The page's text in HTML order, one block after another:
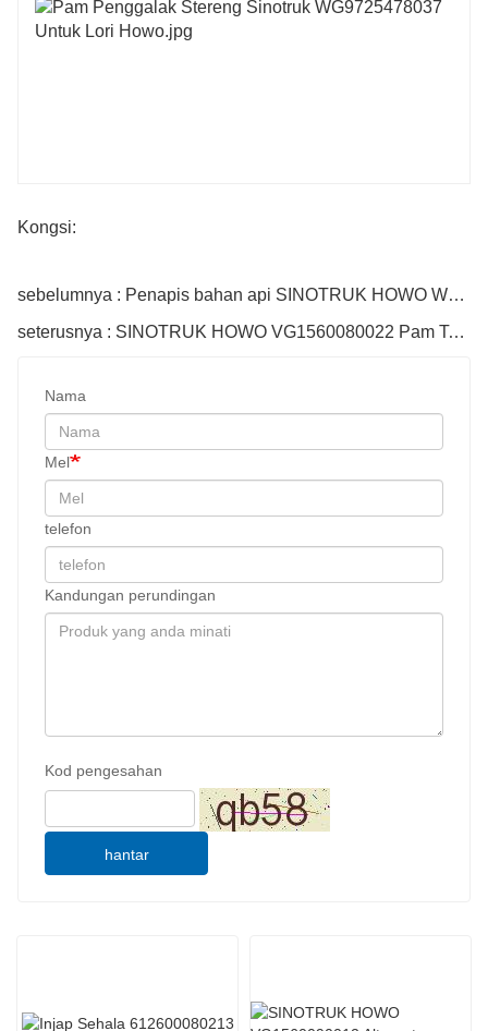
Kongsi:
sebelumnya : Penapis bahan api SINOTRUK HOWO Wg9925550212
seterusnya : SINOTRUK HOWO VG1560080022 Pam Tekanan Tinggi
Nama
Mel
telefon
Kandungan perundingan
Kod pengesahan
hantar